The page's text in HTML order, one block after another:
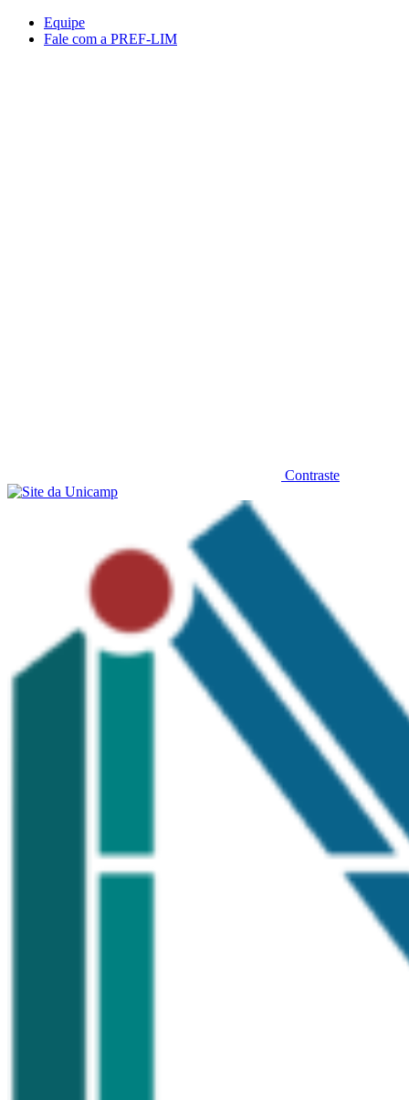
Conteúdo principal
Equipe
Fale com a PREF-LIM
Contraste